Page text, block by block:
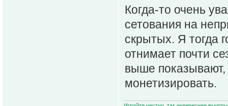
Когда-то очень
сетования на
скрытых. Я тогда
отнимает почти
выше показывают,
монетизировать.